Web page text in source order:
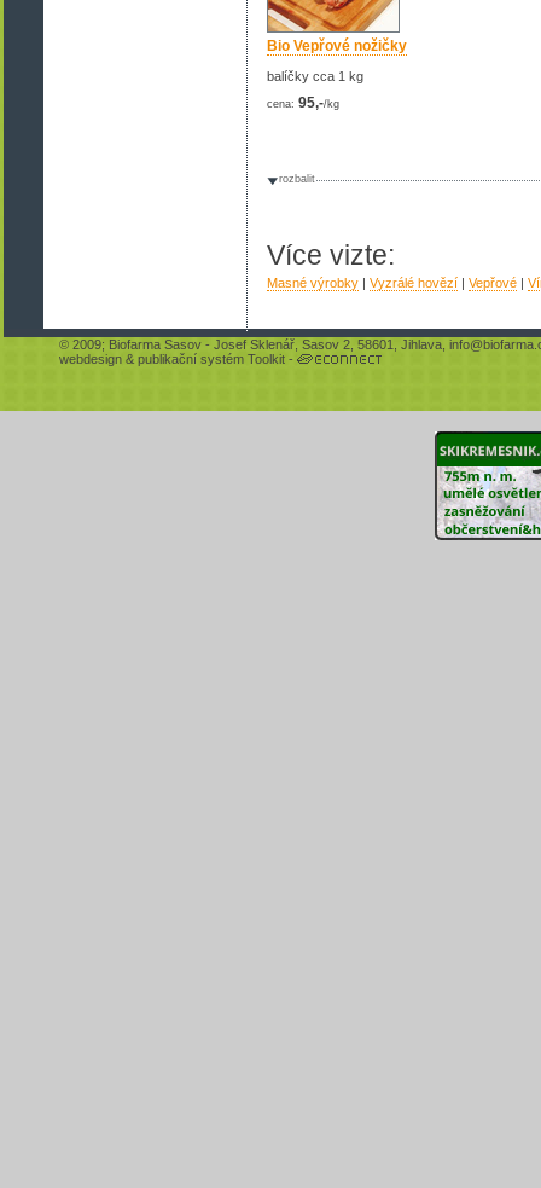
Bio Vepřové nožičky
balíčky cca 1 kg
cena: 95,-/kg
rozbalit
Více vizte:
Masné výrobky | Vyzrálé hovězí | Vepřové |
© 2009; Biofarma Sasov - Josef Sklenář, Sasov 2, 58601, Jihlava,
webdesign & publikační systém Toolkit -